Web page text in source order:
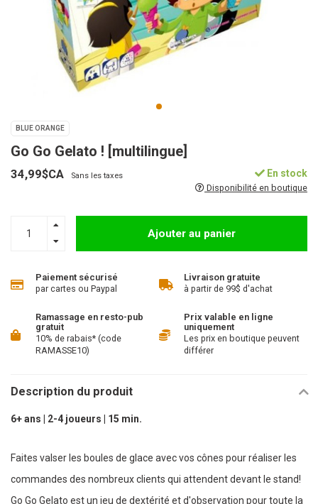
BLUE ORANGE
Go Go Gelato ! [multilingue]
34,99$CA Sans les taxes En stock
Disponibilité en boutique
Ajouter au panier
Paiement sécurisé
par cartes ou Paypal
Livraison gratuite
à partir de 99$ d'achat
Ramassage en resto-pub
gratuit
10% de rabais* (code
RAMASSE10)
Prix valable en ligne
uniquement
Les prix en boutique peuvent
différer
Description du produit
6+ ans | 2-4 joueurs | 15 min.
Faites valser les boules de glace avec vos cônes pour réaliser les
commandes des nombreux clients qui attendent devant le stand!
Go Go Gelato est un jeu de dextérité et d'observation pour toute la